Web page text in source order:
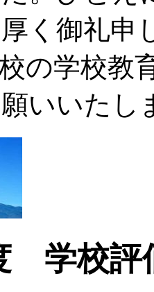
く御礼申
の学校教
いいたし
学校評